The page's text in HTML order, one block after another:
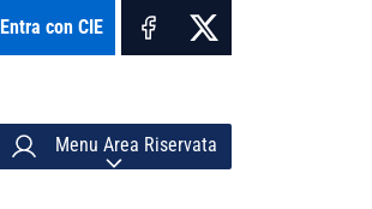
Entra con CIE
Menu Area Riservata